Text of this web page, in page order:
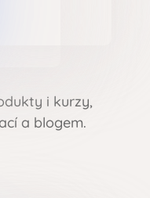
i kurzy,
a blogem.